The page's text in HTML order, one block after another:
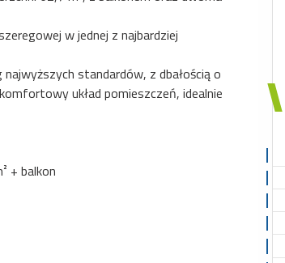
w jednej z najbardziej
standardów, z dbałością o
układ pomieszczeń, idealnie
+ balkon